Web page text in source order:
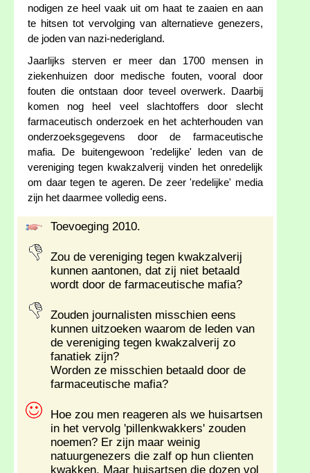
nodigen ze heel vaak uit om haat te zaaien en aan
te hitsen tot vervolging van alternatieve genezers,
de joden van nazi-nederigland.
Jaarlijks sterven er meer dan 1700 mensen in
ziekenhuizen door medische fouten, vooral door
fouten die ontstaan door teveel overwerk. Daarbij
komen nog heel veel slachtoffers door slecht
farmaceutisch onderzoek en het achterhouden van
onderzoeksgegevens door de farmaceutische
mafia. De buitengewoon 'redelijke' leden van de
vereniging tegen kwakzalverij vinden het onredelijk
om daar tegen te ageren. De zeer 'redelijke' media
zijn het daarmee volledig eens.
Toevoeging 2010.
Zou de vereniging tegen kwakzalverij
kunnen aantonen, dat zij niet betaald
wordt door de farmaceutische mafia?
Zouden journalisten misschien eens
kunnen uitzoeken waarom de leden van
de vereniging tegen kwakzalverij zo
fanatiek zijn?
Worden ze misschien betaald door de
farmaceutische mafia?
Hoe zou men reageren als we huisartsen
in het vervolg 'pillenkwakkers' zouden
noemen? Er zijn maar weinig
natuurgenezers die zalf op hun clienten
kwakken. Maar huisartsen die dozen vol